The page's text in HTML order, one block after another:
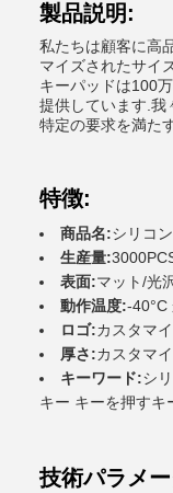
製品説明:
私たちは顧客に高
マイズされたサイ
キーパッドは100
提供しています.我
特定の要求を満た
特徴:
商品名:シリコ
生産量:
表面:マット/光
動作温度:-40°C
ロゴ:カスタマ
厚さ:カスタマ
キーワード:シ
キー キーを押すキ
技術パラメ